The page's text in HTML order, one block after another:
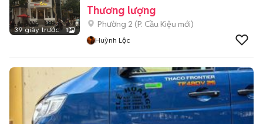
39 giây trước 1
Thương lượng
Phường 2 (P. Cầu Kiệu mới)
Huỳnh Lộc